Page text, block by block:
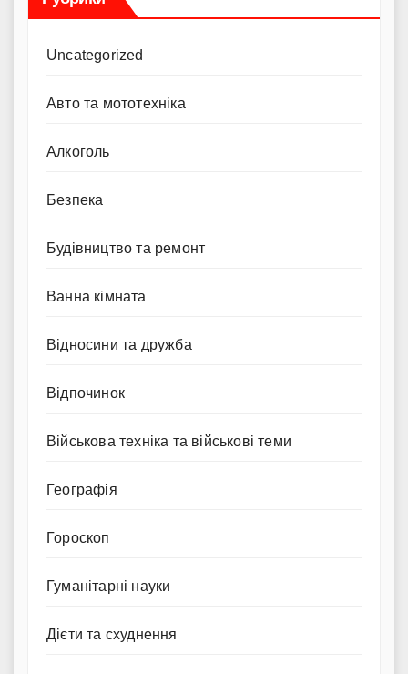
Uncategorized
Авто та мототехніка
Алкоголь
Безпека
Будівництво та ремонт
Ванна кімната
Відносини та дружба
Відпочинок
Військова техніка та військові теми
Географія
Гороскоп
Гуманітарні науки
Дієти та схуднення